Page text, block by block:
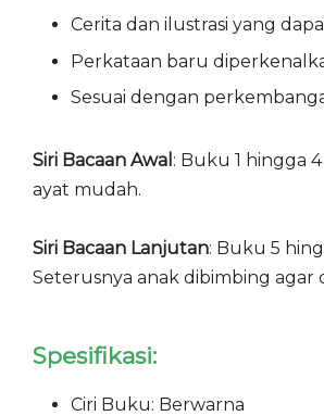
Cerita dan ilustrasi yang
Perkataan baru
Sesuai dengan
Siri Bacaan Awal : Buku 1 hingga
ayat mudah.
Siri Bacaan Lanjutan: Buku 5
Seterusnya anak dibimbing agar
Spesifikasi:
Ciri Buku: Berwarna